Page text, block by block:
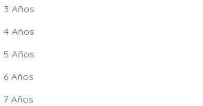
3 Años
4 Años
5 Años
6 Años
7 Años